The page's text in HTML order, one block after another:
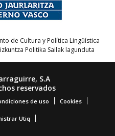
de Cultura y Política Lingüística
Politika Sailak lagunduta
S.A
reservados
de uso Cookies
Utiq